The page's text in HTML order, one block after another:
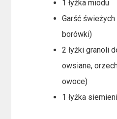
1 łyżka miodu
Garść
borówki)
2 łyżki granoli
owsiane,
owoce)
1 łyżka